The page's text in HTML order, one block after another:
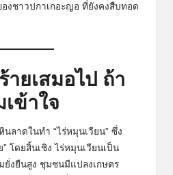
องชาวปกาเกอะญอ ที่ยังคงสืบทอด
ายเสมอไป ถ้า
ข้าใจ
ลาดในทำ “ไร่หมุนเวียน” ซึ่ง
โดยสิ้นเชิง ไร่หมุนเวียนเป็น
ยั่งยืนสูง ชุมชนมีแปลงเกษตร